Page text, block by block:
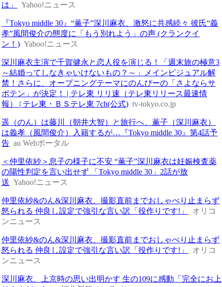
は」
Yahoo!ニュース
『Tokyo middle 30』“薫子”深川麻衣、激怒に共感続々 彼氏“義
孝”風間俊介の態度に「もう別れよう」の声 (クランクイ
ン！) Yahoo!ニュース
深川麻衣主演で千賀健永と恋人役を演じる！「週末旅の極意3
～結婚ってしなきゃいけないもの？～」メインビジュアル解
禁！さらに、オープニングテーマにのんぴーの「さよならサ
ボテン」が決定！ | テレ東 リリ速（テレ東リリース最速情
報） | テレ東・ＢＳテレ東 7ch(公式) tv-tokyo.co.jp
遥（のん）は藤川（朝井大智）と旅行へ、薫子（深川麻衣）
は義孝（風間俊介）入籍するが…『Tokyo middle 30』第4話予
告 au Webポータル
＜仲里依紗＞息子の様子に不安 “薫子”深川麻衣は妊娠検査薬
の陽性判定を言い出せず 「Tokyo middle 30」2話が放
送 Yahoo!ニュース
仲里依紗&のん&深川麻衣、撮影直前までおしゃべり止まらず
怒られる 仲良し設定で強引な言い訳「役作りです!」
オリコ
ンニュース
仲里依紗&のん&深川麻衣、撮影直前までおしゃべり止まらず
怒られる 仲良し設定で強引な言い訳「役作りです!」
オリコ
ンニュース
深川麻衣、上京時の思い出明かす 生の109に感動「完全にお上